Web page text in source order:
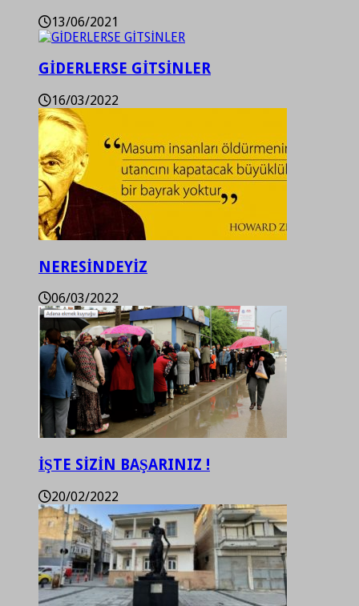
13/06/2021
GİDERLERSE GİTSİNLER
16/03/2022
NERESİNDEYİZ
06/03/2022
İŞTE SİZİN BAŞARINIZ !
20/02/2022